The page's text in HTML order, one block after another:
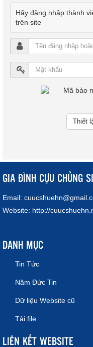
Hãy đăng nhập thành
trên site
GIA ĐÌNH CỰU CHỦNG
Email:
Website: http://
DANH MỤC
Tin Tức
Năm Đức Tin
Dữ liệu Website cũ
Tải file
LIÊN KẾT WEBSITE